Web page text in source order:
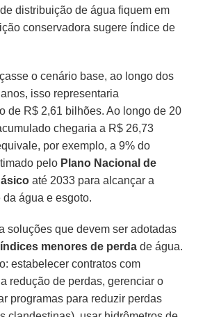
distribuição de água fiquem em
conservadora sugere índice de
o cenário base, ao longo dos
isso representaria
de R$ 2,61 bilhões. Ao longo de 20
chegaria a R$ 26,73
por exemplo, a 9% do
pelo Plano Nacional de
até 2033 para alcançar a
água e esgoto.
soluções que devem ser adotadas
índices menores de perda de água.
estabelecer contratos com
redução de perdas, gerenciar o
programas para reduzir perdas